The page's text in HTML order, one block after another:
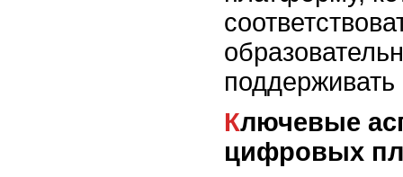
поддерживать
Ключевые аспекты выбора
цифровых